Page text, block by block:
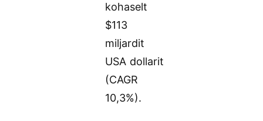
kohaselt
$113
miljardit
USA dollarit
(CAGR
10,3%).